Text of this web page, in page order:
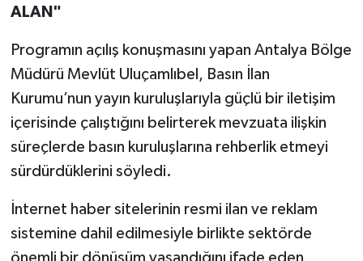
ALAN"
Programın açılış konuşmasını yapan Antalya Bölge
Müdürü Mevlüt Uluçamlıbel, Basın İlan
Kurumu’nun yayın kuruluşlarıyla güçlü bir iletişim
içerisinde çalıştığını belirterek mevzuata ilişkin
süreçlerde basın kuruluşlarına rehberlik etmeyi
sürdürdüklerini söyledi.
İnternet haber sitelerinin resmi ilan ve reklam
sistemine dahil edilmesiyle birlikte sektörde
önemli bir dönüşüm yaşandığını ifade eden